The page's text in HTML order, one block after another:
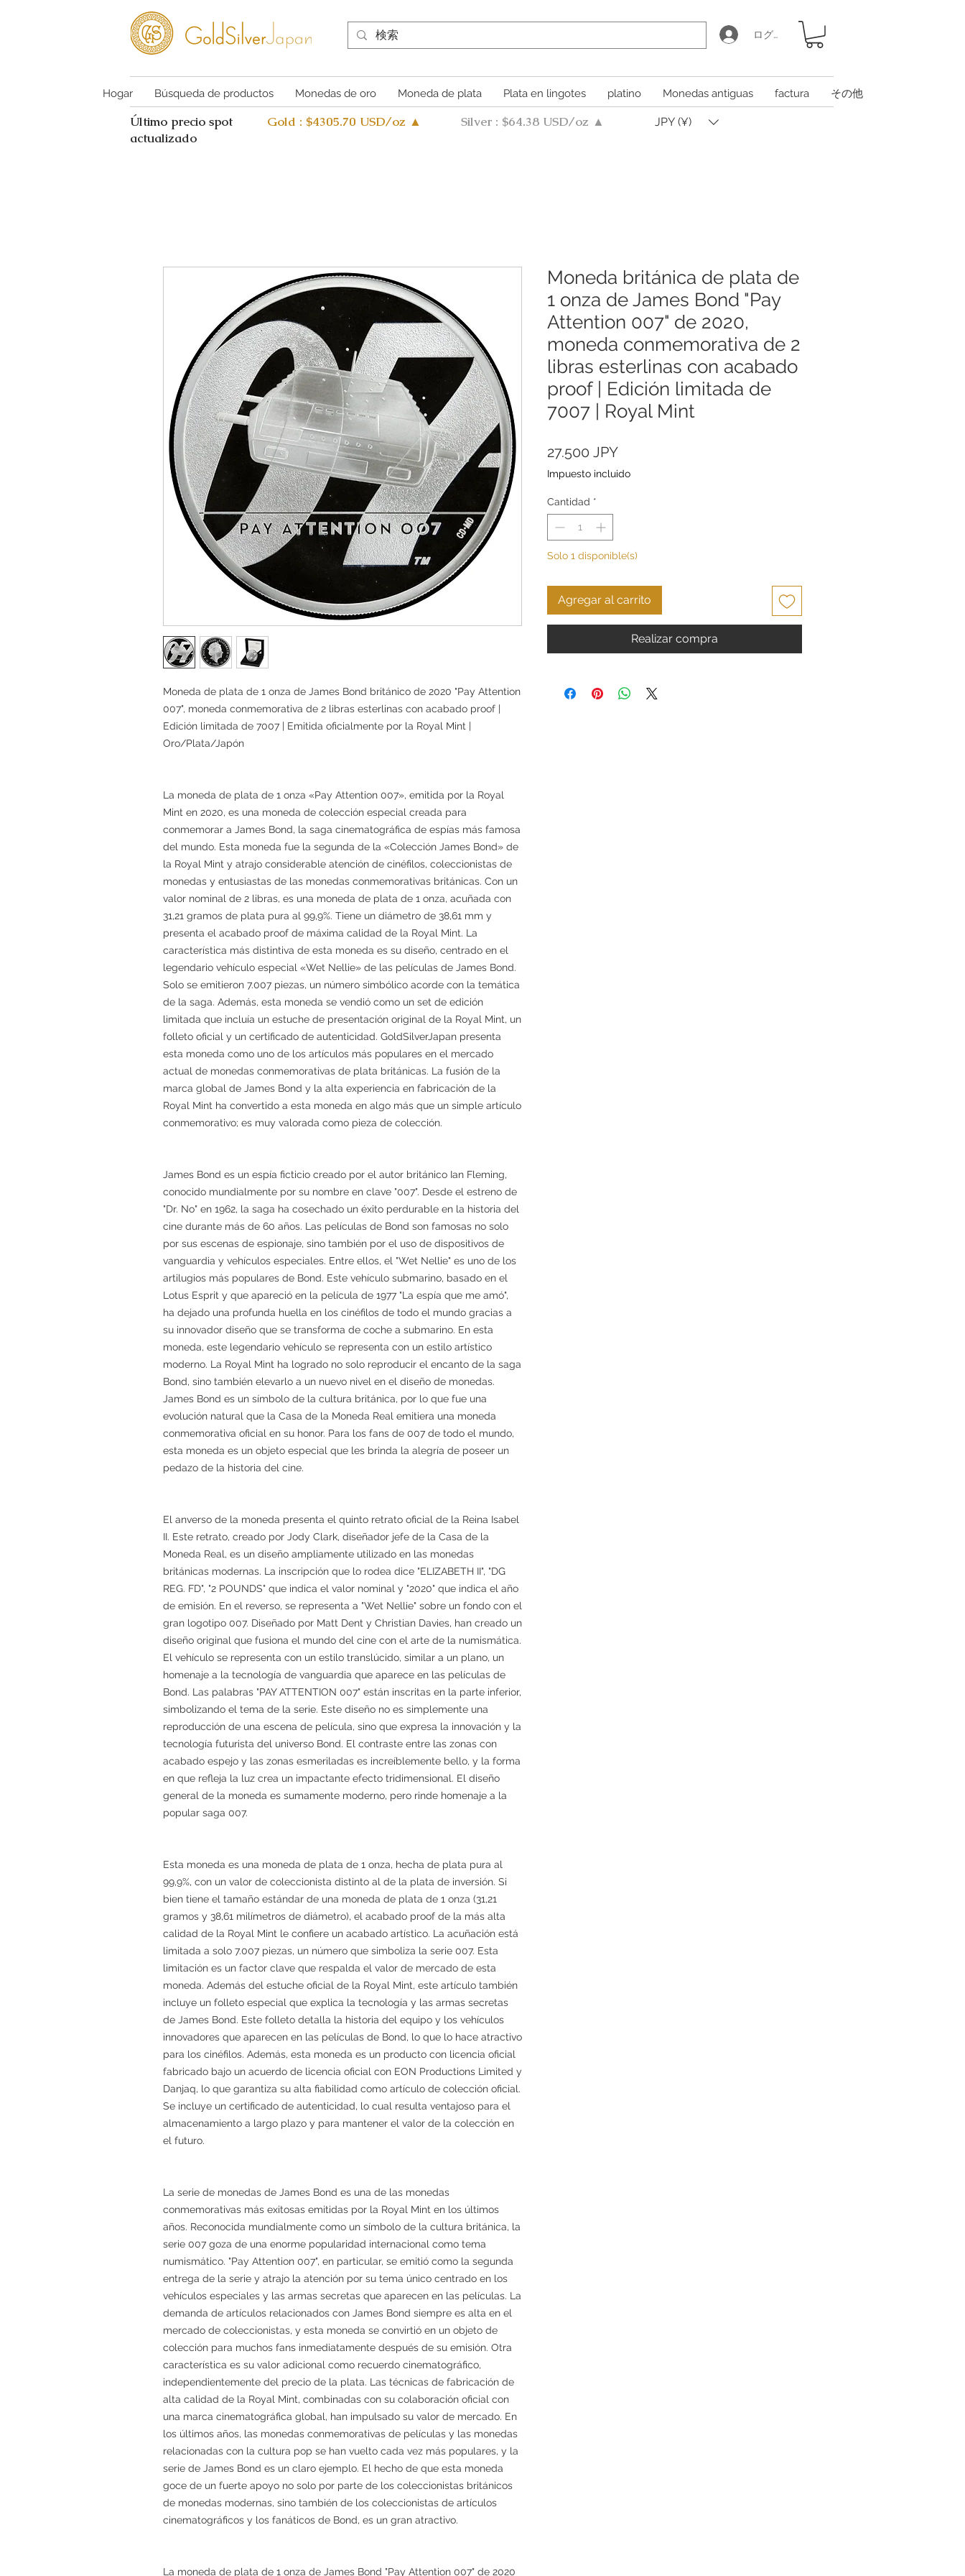
ログイン
Hogar Búsqueda de productos Monedas de oro Moneda de plata Plata en lingotes platino Monedas antiguas factura その他
Último precio spot
actualizado
Gold : $4305.70 USD/oz ▲ Silver : $64.38 USD/oz ▲ JPY (¥)
Moneda de plata de 1 onza de James Bond británico de 2020 "Pay Attention
007", moneda conmemorativa de 2 libras esterlinas con acabado proof |
Edición limitada de 7007 | Emitida oficialmente por la Royal Mint |
Oro/Plata/Japón
La moneda de plata de 1 onza «Pay Attention 007», emitida por la Royal
Mint en 2020, es una moneda de colección especial creada para
conmemorar a James Bond, la saga cinematográfica de espías más famosa
del mundo. Esta moneda fue la segunda de la «Colección James Bond» de
la Royal Mint y atrajo considerable atención de cinéfilos, coleccionistas de
monedas y entusiastas de las monedas conmemorativas británicas. Con un
valor nominal de 2 libras, es una moneda de plata de 1 onza, acuñada con
31,21 gramos de plata pura al 99,9%. Tiene un diámetro de 38,61 mm y
presenta el acabado proof de máxima calidad de la Royal Mint. La
característica más distintiva de esta moneda es su diseño, centrado en el
legendario vehículo especial «Wet Nellie» de las películas de James Bond.
Solo se emitieron 7.007 piezas, un número simbólico acorde con la temática
de la saga. Además, esta moneda se vendió como un set de edición
limitada que incluía un estuche de presentación original de la Royal Mint, un
folleto oficial y un certificado de autenticidad. GoldSilverJapan presenta
esta moneda como uno de los artículos más populares en el mercado
actual de monedas conmemorativas de plata británicas. La fusión de la
marca global de James Bond y la alta experiencia en fabricación de la
Royal Mint ha convertido a esta moneda en algo más que un simple artículo
conmemorativo; es muy valorada como pieza de colección.
James Bond es un espía ficticio creado por el autor británico Ian Fleming,
conocido mundialmente por su nombre en clave "007". Desde el estreno de
"Dr. No" en 1962, la saga ha cosechado un éxito perdurable en la historia del
cine durante más de 60 años. Las películas de Bond son famosas no solo
por sus escenas de espionaje, sino también por el uso de dispositivos de
vanguardia y vehículos especiales. Entre ellos, el "Wet Nellie" es uno de los
artilugios más populares de Bond. Este vehículo submarino, basado en el
Lotus Esprit y que apareció en la película de 1977 "La espía que me amó",
ha dejado una profunda huella en los cinéfilos de todo el mundo gracias a
su innovador diseño que se transforma de coche a submarino. En esta
moneda, este legendario vehículo se representa con un estilo artístico
moderno. La Royal Mint ha logrado no solo reproducir el encanto de la saga
Bond, sino también elevarlo a un nuevo nivel en el diseño de monedas.
James Bond es un símbolo de la cultura británica, por lo que fue una
evolución natural que la Casa de la Moneda Real emitiera una moneda
conmemorativa oficial en su honor. Para los fans de 007 de todo el mundo,
esta moneda es un objeto especial que les brinda la alegría de poseer un
pedazo de la historia del cine.
El anverso de la moneda presenta el quinto retrato oficial de la Reina Isabel
II. Este retrato, creado por Jody Clark, diseñador jefe de la Casa de la
Moneda Real, es un diseño ampliamente utilizado en las monedas
británicas modernas. La inscripción que lo rodea dice "ELIZABETH II", "DG
REG. FD", "2 POUNDS" que indica el valor nominal y "2020" que indica el año
de emisión. En el reverso, se representa a "Wet Nellie" sobre un fondo con el
gran logotipo 007. Diseñado por Matt Dent y Christian Davies, han creado un
diseño original que fusiona el mundo del cine con el arte de la numismática.
El vehículo se representa con un estilo translúcido, similar a un plano, un
homenaje a la tecnología de vanguardia que aparece en las películas de
Bond. Las palabras "PAY ATTENTION 007" están inscritas en la parte inferior,
simbolizando el tema de la serie. Este diseño no es simplemente una
reproducción de una escena de película, sino que expresa la innovación y la
tecnología futurista del universo Bond. El contraste entre las zonas con
acabado espejo y las zonas esmeriladas es increíblemente bello, y la forma
en que refleja la luz crea un impactante efecto tridimensional. El diseño
general de la moneda es sumamente moderno, pero rinde homenaje a la
popular saga 007.
Esta moneda es una moneda de plata de 1 onza, hecha de plata pura al
99,9%, con un valor de coleccionista distinto al de la plata de inversión. Si
bien tiene el tamaño estándar de una moneda de plata de 1 onza (31,21
gramos y 38,61 milímetros de diámetro), el acabado proof de la más alta
calidad de la Royal Mint le confiere un acabado artístico. La acuñación está
limitada a solo 7.007 piezas, un número que simboliza la serie 007. Esta
limitación es un factor clave que respalda el valor de mercado de esta
moneda. Además del estuche oficial de la Royal Mint, este artículo también
incluye un folleto especial que explica la tecnología y las armas secretas
de James Bond. Este folleto detalla la historia del equipo y los vehículos
innovadores que aparecen en las películas de Bond, lo que lo hace atractivo
para los cinéfilos. Además, esta moneda es un producto con licencia oficial
fabricado bajo un acuerdo de licencia oficial con EON Productions Limited y
Danjaq, lo que garantiza su alta fiabilidad como artículo de colección oficial.
Se incluye un certificado de autenticidad, lo cual resulta ventajoso para el
almacenamiento a largo plazo y para mantener el valor de la colección en
el futuro.
La serie de monedas de James Bond es una de las monedas
conmemorativas más exitosas emitidas por la Royal Mint en los últimos
años. Reconocida mundialmente como un símbolo de la cultura británica, la
serie 007 goza de una enorme popularidad internacional como tema
numismático. "Pay Attention 007", en particular, se emitió como la segunda
entrega de la serie y atrajo la atención por su tema único centrado en los
vehículos especiales y las armas secretas que aparecen en las películas. La
demanda de artículos relacionados con James Bond siempre es alta en el
mercado de coleccionistas, y esta moneda se convirtió en un objeto de
colección para muchos fans inmediatamente después de su emisión. Otra
característica es su valor adicional como recuerdo cinematográfico,
independientemente del precio de la plata. Las técnicas de fabricación de
alta calidad de la Royal Mint, combinadas con su colaboración oficial con
una marca cinematográfica global, han impulsado su valor de mercado. En
los últimos años, las monedas conmemorativas de películas y las monedas
relacionadas con la cultura pop se han vuelto cada vez más populares, y la
serie de James Bond es un claro ejemplo. El hecho de que esta moneda
goce de un fuerte apoyo no solo por parte de los coleccionistas británicos
de monedas modernas, sino también de los coleccionistas de artículos
cinematográficos y los fanáticos de Bond, es un gran atractivo.
La moneda de plata de 1 onza de James Bond "Pay Attention 007" de 2020
Moneda británica de plata de
1 onza de James Bond "Pay
Attention 007" de 2020,
moneda conmemorativa de 2
libras esterlinas con acabado
proof | Edición limitada de
7007 | Royal Mint
27.500 JPYPrecio
Impuesto incluido
Cantidad *
Solo 1 disponible(s)
Agregar al carrito
Realizar compra